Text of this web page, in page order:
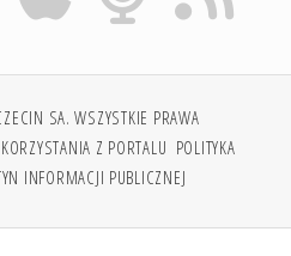
SA. WSZYSTKIE PRAWA
Z PORTALU POLITYKA
INFORMACJI PUBLICZNEJ